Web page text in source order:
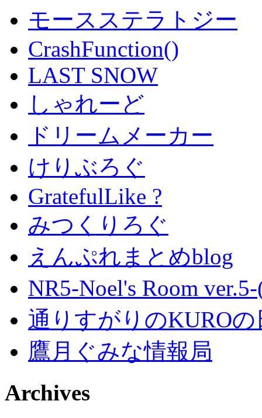
モースステラトジー
CrashFunction()
LAST SNOW
しゃれーど
ドリームメーカー
けりぶろぐ
GratefulLike ?
みつくりろぐ
えんぷれまとめblog
NR5-Noel's Room
通りすがりのKURO
鷹月ぐみな情報局
Archives